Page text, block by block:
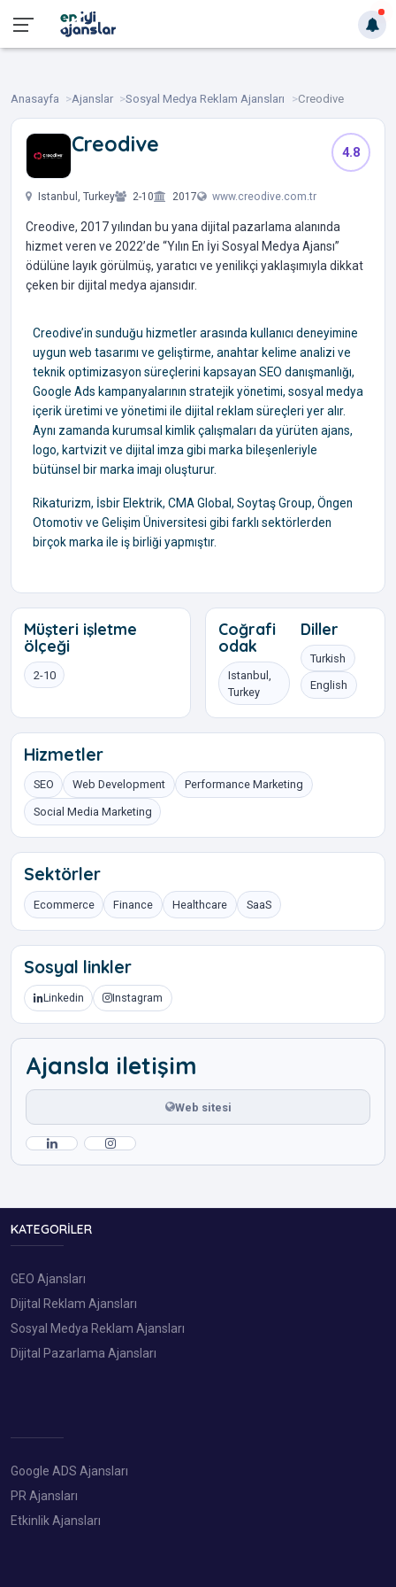
Anasayfa Ajanslar Sosyal Medya Reklam Ajansları Creodive
Creodive 4.8
Istanbul, Turkey 2-10 2017 www.creodive.com.tr
Creodive, 2017 yılından bu yana dijital pazarlama alanında
hizmet veren ve 2022’de “Yılın En İyi Sosyal Medya Ajansı”
ödülüne layık görülmüş, yaratıcı ve yenilikçi yaklaşımıyla dikkat
çeken bir dijital medya ajansıdır.
Creodive’in sunduğu hizmetler arasında kullanıcı deneyimine
uygun web tasarımı ve geliştirme, anahtar kelime analizi ve
teknik optimizasyon süreçlerini kapsayan SEO danışmanlığı,
Google Ads kampanyalarının stratejik yönetimi, sosyal medya
içerik üretimi ve yönetimi ile dijital reklam süreçleri yer alır.
Aynı zamanda kurumsal kimlik çalışmaları da yürüten ajans,
logo, kartvizit ve dijital imza gibi marka bileşenleriyle
bütünsel bir marka imajı oluşturur.
Rikaturizm, İsbir Elektrik, CMA Global, Soytaş Group, Öngen
Otomotiv ve Gelişim Üniversitesi gibi farklı sektörlerden
birçok marka ile iş birliği yapmıştır.
Müşteri işletme
ölçeği
2-10
Coğrafi
odak
Istanbul,
Turkey
Diller
Turkish
English
Hizmetler
SEO Web Development Performance Marketing
Social Media Marketing
Sektörler
Ecommerce Finance Healthcare SaaS
Sosyal linkler
Linkedin Instagram
Ajansla iletişim
Web sitesi
KATEGORILER
GEO Ajansları
Dijital Reklam Ajansları
Sosyal Medya Reklam Ajansları
Dijital Pazarlama Ajansları
Google ADS Ajansları
PR Ajansları
Etkinlik Ajansları